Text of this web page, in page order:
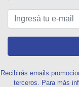
Recibirás emails
terceros. Para más